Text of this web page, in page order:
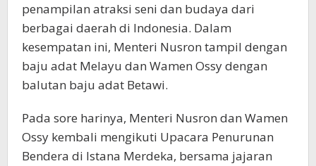
penampilan atraksi seni dan budaya dari
berbagai daerah di Indonesia. Dalam
kesempatan ini, Menteri Nusron tampil dengan
baju adat Melayu dan Wamen Ossy dengan
balutan baju adat Betawi.
Pada sore harinya, Menteri Nusron dan Wamen
Ossy kembali mengikuti Upacara Penurunan
Bendera di Istana Merdeka, bersama jajaran